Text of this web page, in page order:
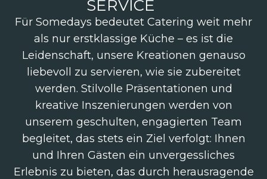
SERVICE
Für Somedays bedeutet Catering weit mehr
als nur erstklassige Küche – es ist die
Leidenschaft, unsere Kreationen genauso
liebevoll zu servieren, wie sie zubereitet
werden. Stilvolle Präsentationen und
kreative Inszenierungen werden von
unserem geschulten, engagierten Team
begleitet, das stets ein Ziel verfolgt: Ihnen
und Ihren Gästen ein unvergessliches
Erlebnis zu bieten, das durch herausragende